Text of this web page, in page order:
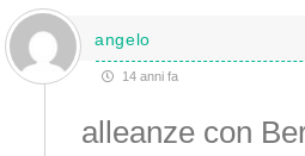
angelo
14 anni fa
alleanze con